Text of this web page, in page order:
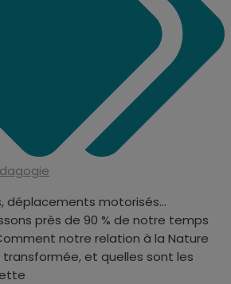
déplacements motorisés…
près de 90 % de notre temps
notre relation à la Nature
et quelles sont les